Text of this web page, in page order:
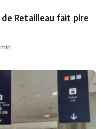
Retailleau fait pire